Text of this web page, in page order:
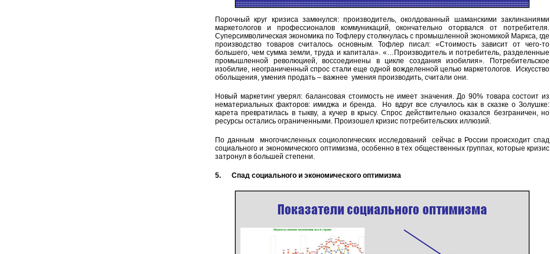
Порочный круг кризиса замкнулся: производитель, околдованный шаманскими заклинаниями
маркетологов и профессионалов коммуникаций, окончательно оторвался от потребителя.
Суперсимволическая экономика по Тофлеру столкнулась с промышленной экономикой Маркса, где
производство товаров считалось основным. Тофлер писал: «Стоимость зависит от чего-то
большего, чем сумма земли, труда и капитала». «…Производитель и потребитель, разделенные
промышленной революцией, воссоединены в цикле создания изобилия». Потребительское
изобилие, неограниченный спрос стали еще одной вожделенной целью маркетологов. Искусство
обольщения, умения продать – важнее умения производить, считали они.
Новый маркетинг уверял: балансовая стоимость не имеет значения. До 90% товара состоит из
нематериальных факторов: имиджа и бренда. Но вдруг все случилось как в сказке о Золушке:
карета превратилась в тыкву, а кучер в крысу. Спрос действительно оказался безграничен, но
ресурсы остались ограниченными. Произошел кризис потребительских иллюзий.
По данным многочисленных социологических исследований сейчас в России происходит спад
социального и экономического оптимизма, особенно в тех общественных группах, которые кризис
затронул в большей степени.
5. Спад социального и экономического оптимизма